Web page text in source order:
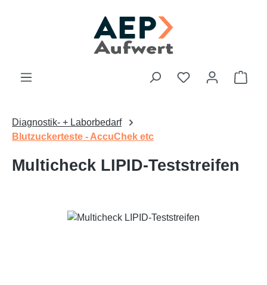
Du hast 0
Diagnostik- + Laborbedarf
Blutzuckerteste - AccuChek etc
Multicheck LIPID-Teststreifen
Bildergalerie überspringen